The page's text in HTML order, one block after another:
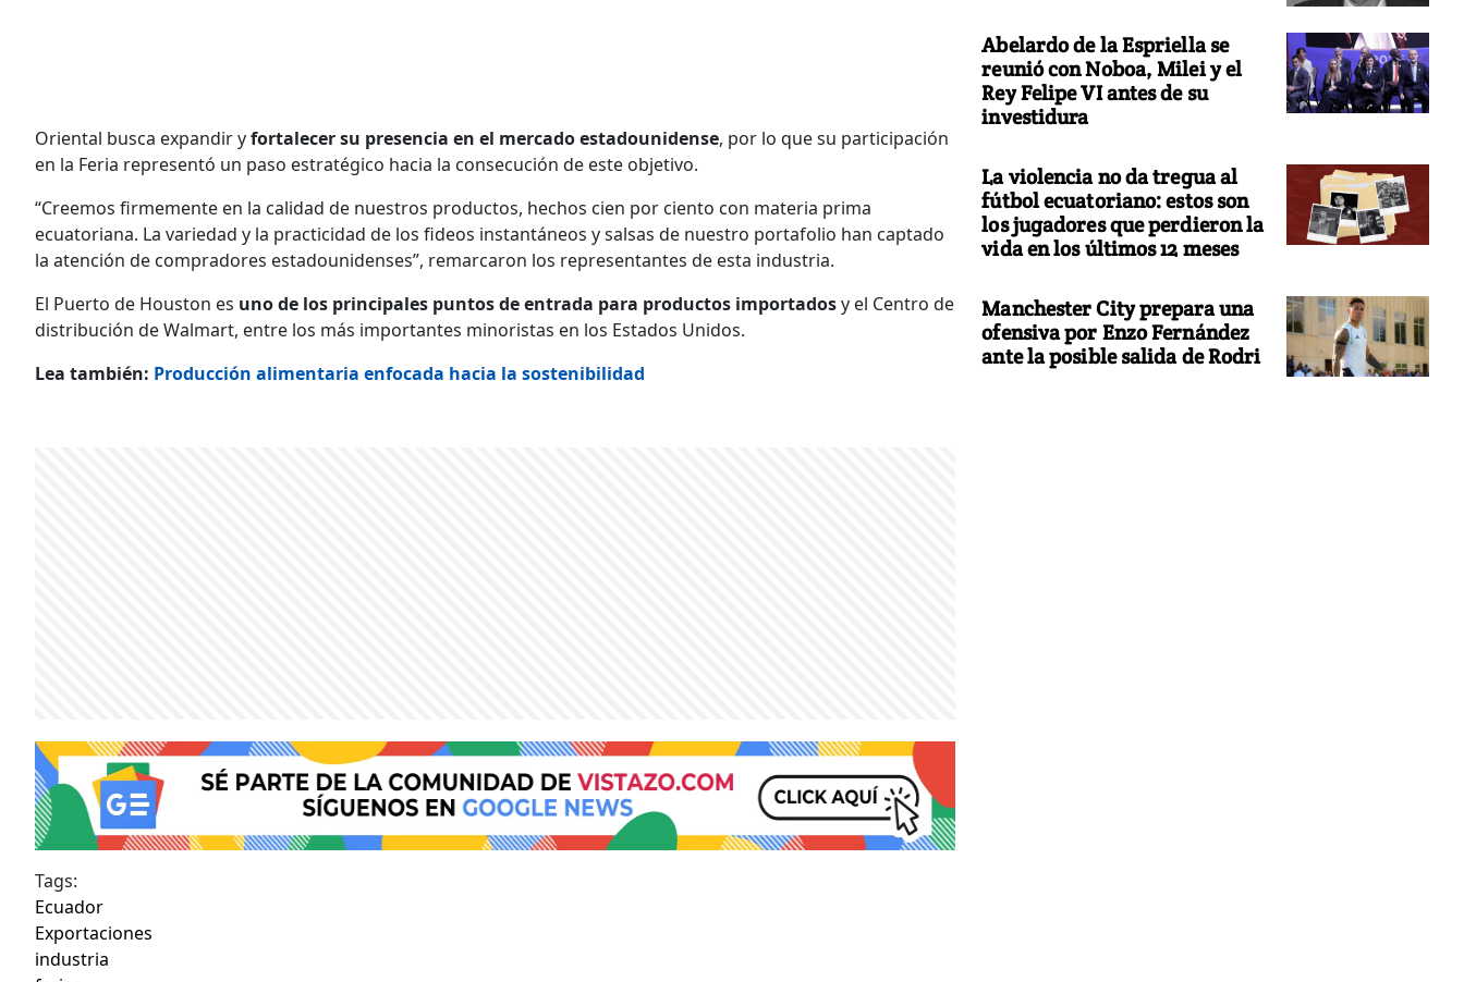
Oriental busca expandir yfortalecersu presencia en el mercado estadounidense, por lo que su participación
en la Feria representó un paso estratégico hacia la consecución de este objetivo.
“Creemos firmemente en la calidad de nuestros productos, hechos cien por ciento con materia prima
ecuatoriana. La variedad y la practicidad de los fideos instantáneos y salsas de nuestro portafolio han captado
la atención de compradores estadounidenses”, remarcaron los representantes de esta industria.
El Puerto de Houston es uno de los principales puntos de entrada para productos importadosy el Centro de
distribución de Walmart, entre los más importantes minoristas en los Estados Unidos.
Lea también: Producción alimentaria enfocada hacia la sostenibilidad
Tags:
Ecuador
Exportaciones
industria
Abelardo de la Espriella se
reunió con Noboa, Milei y el
Rey Felipe VI antes de su
investidura
La violencia no da tregua al
fútbol ecuatoriano: estos son
los jugadores que perdieron la
vida en los últimos 12 meses
Manchester City prepara una
ofensiva por Enzo Fernández
ante la posible salida de Rodri